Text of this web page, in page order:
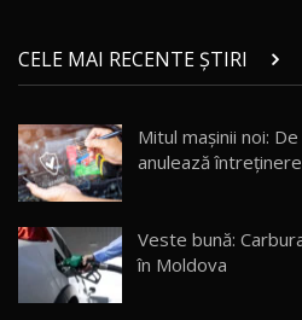
chinez care face
/ AutoBlog.MD
17:27
15 14:37
16
AutoBlogMD
13:10
CELE MAI RECENTE ȘTIRI
Mitul mașinii noi:
anulează
Veste bună:
în Moldova